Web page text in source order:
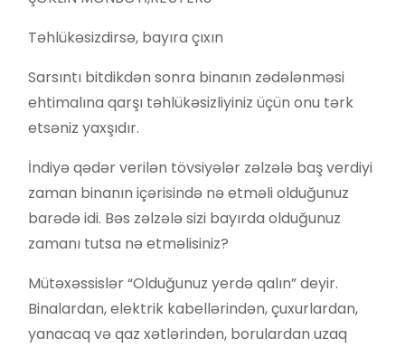
Təhlükəsizdirsə, bayıra çıxın
Sarsıntı bitdikdən sonra binanın zədələnməsi
ehtimalına qarşı təhlükəsizliyiniz üçün onu tərk
etsəniz yaxşıdır.
İndiyə qədər verilən tövsiyələr zəlzələ baş verdiyi
zaman binanın içərisində nə etməli olduğunuz
barədə idi. Bəs zəlzələ sizi bayırda olduğunuz
zamanı tutsa nə etməlisiniz?
Mütəxəssislər “Olduğunuz yerdə qalın” deyir.
Binalardan, elektrik kabellərindən, çuxurlardan,
yanacaq və qaz xətlərindən, borulardan uzaq